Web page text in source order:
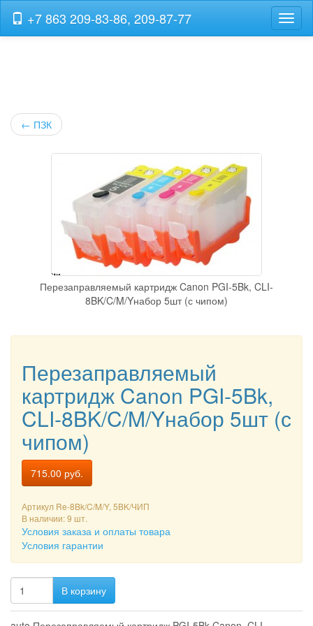
+7 863 209-83-86, 209-87-77
← ПЗК
Перезаправляемый картридж Canon PGI-5Bk, CLI-
8BK/C/M/Yнабор 5шт (с чипом)
Перезаправляемый
картридж Canon PGI-5Bk,
CLI-8BK/C/M/Yнабор 5шт (с
чипом)
715.00 руб.
Артикул Re-8Bk/C/M/Y, 5BK/ЧИП
В наличии: 9 шт.
Условия заказа и оплаты товара
Условия гарантии
В корзину